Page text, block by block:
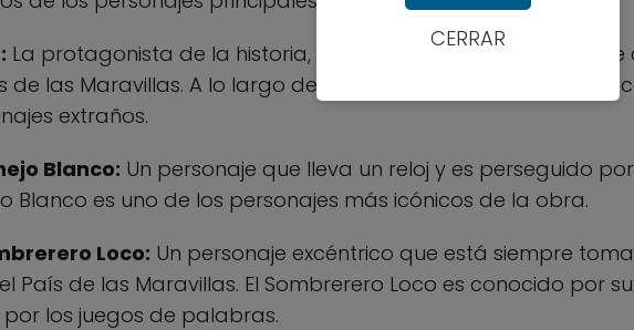
La protagonista de la historia, una niña curiosa y valiente
de las Maravillas. A lo largo de la historia, Alicia se encuentra
extraños.
Blanco: Un personaje que lleva un reloj y es perseguido
Blanco es uno de los personajes más icónicos de la obra.
Loco: Un personaje excéntrico que está siempre
País de las Maravillas. El Sombrerero Loco es conocido por
los juegos de palabras.
CERRAR